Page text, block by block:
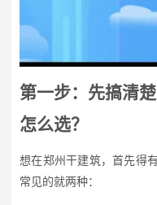
第一步：先搞清
怎么选？
想在郑州干建筑，首先得
常见的就两种：